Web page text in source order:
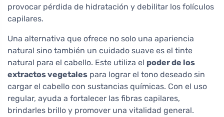
provocar pérdida de hidratación y debilitar los folículos
capilares.
Una alternativa que ofrece no solo una apariencia
natural sino también un cuidado suave es el tinte
natural para el cabello. Este utiliza el poder de los
extractos vegetales para lograr el tono deseado sin
cargar el cabello con sustancias químicas. Con el uso
regular, ayuda a fortalecer las fibras capilares,
brindarles brillo y promover una vitalidad general.